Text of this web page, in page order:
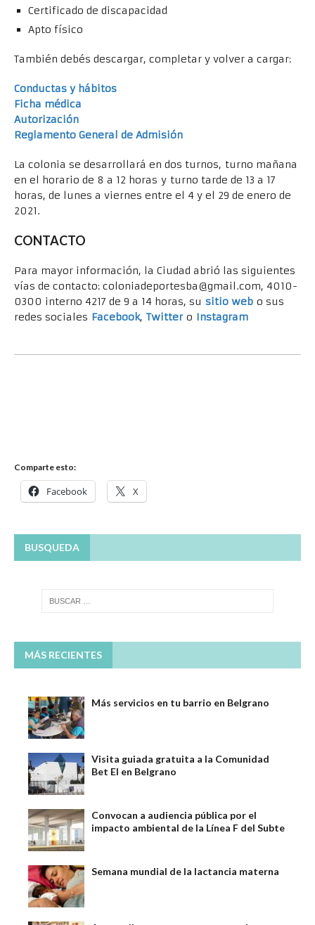
Certificado de discapacidad
Apto físico
También debés descargar, completar y volver a cargar:
Conductas y hábitos
Ficha médica
Autorización
Reglamento General de Admisión
La colonia se desarrollará en dos turnos, turno mañana
en el horario de 8 a 12 horas y turno tarde de 13 a 17
horas, de lunes a viernes entre el 4 y el 29 de enero de
2021.
CONTACTO
Para mayor información, la Ciudad abrió las siguientes
vías de contacto: coloniadeportesba@gmail.com, 4010-
0300 interno 4217 de 9 a 14 horas, su sitio web o sus
redes sociales Facebook, Twittero Instagram
Comparte esto:
Facebook X
BUSQUEDA
MÁS RECIENTES
Más servicios en tu barrio en Belgrano
Visita guiada gratuita a la Comunidad
Bet El en Belgrano
Convocan a audiencia pública por el
impacto ambiental de la Línea F del Subte
Semana mundial de la lactancia materna